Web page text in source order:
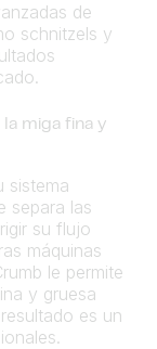
de
schnitzels y
miga fina y
sistema
separa las
su flujo
máquinas
le permite
y gruesa
es un